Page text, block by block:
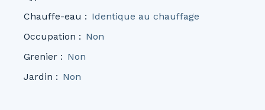
Chauffe-eau : Identique au chauffage
Occupation : Non
Grenier : Non
Jardin : Non